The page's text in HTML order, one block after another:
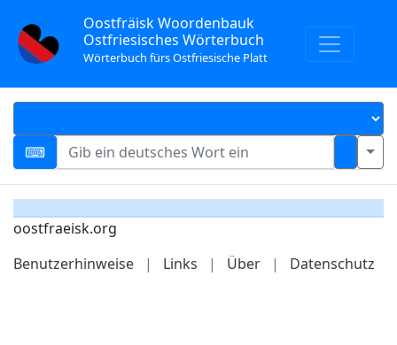
Oostfräisk Woordenbauk
Ostfriesisches Wörterbuch
Wörterbuch fürs Ostfriesische Platt
oostfraeisk.org
Benutzerhinweise
| Links | Über | Datenschutz